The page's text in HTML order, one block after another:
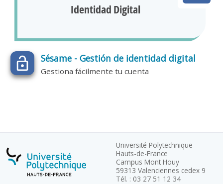
Identidad Digital
Sésame - Gestión de identidad digital
Gestiona fácilmente tu cuenta
Université Polytechnique
Hauts-de-France
Campus Mont Houy
59313 Valenciennes cedex 9
Tél. : 03 27 51 12 34